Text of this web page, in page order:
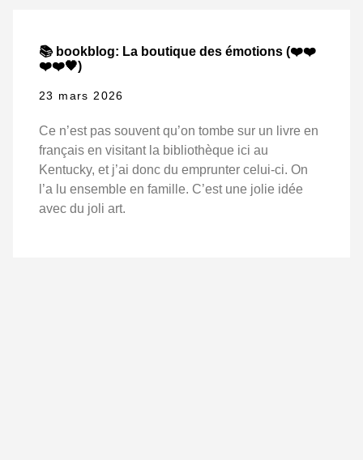
📚 bookblog: La boutique des émotions (❤️❤️
❤️❤️🖤)
23 mars 2026
Ce n’est pas souvent qu’on tombe sur un livre en
français en visitant la bibliothèque ici au
Kentucky, et j’ai donc du emprunter celui-ci. On
l’a lu ensemble en famille. C’est une jolie idée
avec du joli art.